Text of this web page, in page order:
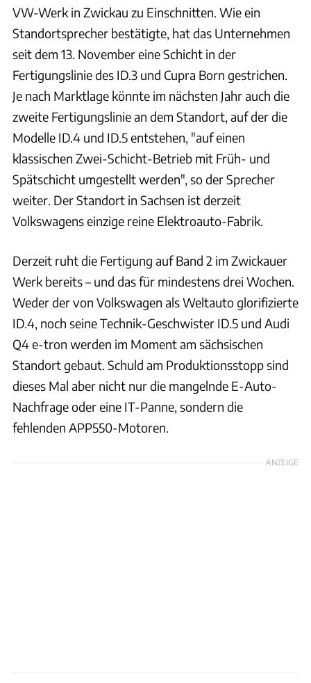
VW-Werk in Zwickau zu Einschnitten. Wie ein
Standortsprecher bestätigte, hat das Unternehmen
seit dem 13. November eine Schicht in der
Fertigungslinie des ID.3 und Cupra Born gestrichen.
Je nach Marktlage könnte im nächsten Jahr auch die
zweite Fertigungslinie an dem Standort, auf der die
Modelle ID.4 und ID.5 entstehen, "auf einen
klassischen Zwei-Schicht-Betrieb mit Früh- und
Spätschicht umgestellt werden", so der Sprecher
weiter. Der Standort in Sachsen ist derzeit
Volkswagens einzige reine Elektroauto-Fabrik.
Derzeit ruht die Fertigung auf Band 2 im Zwickauer
Werk bereits – und das für mindestens drei Wochen.
Weder der von Volkswagen als Weltauto glorifizierte
ID.4, noch seine Technik-Geschwister ID.5 und Audi
Q4 e-tron werden im Moment am sächsischen
Standort gebaut. Schuld am Produktionsstopp sind
dieses Mal aber nicht nur die mangelnde E-Auto-
Nachfrage oder eine IT-Panne, sondern die
fehlenden APP550-Motoren.
ANZEIGE